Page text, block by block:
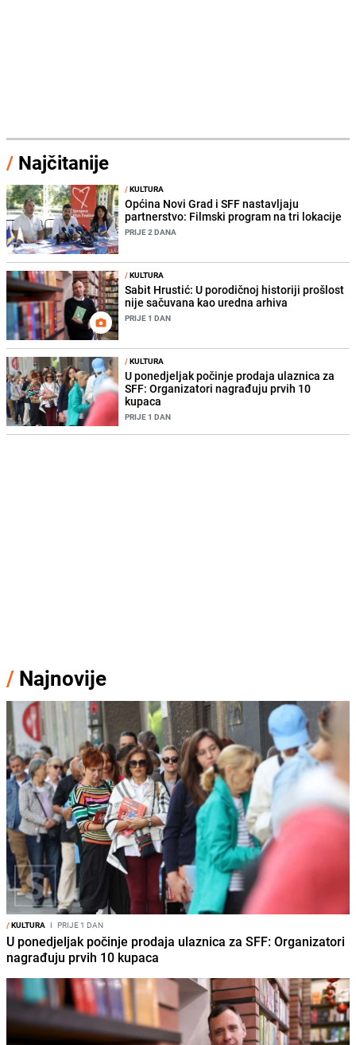
/ Najčitanije
/KULTURA
Općina Novi Grad i SFF nastavljaju
partnerstvo: Filmski program na tri lokacije
PRIJE 2 DANA
/KULTURA
Sabit Hrustić: U porodičnoj historiji prošlost
nije sačuvana kao uredna arhiva
PRIJE 1 DAN
/KULTURA
U ponedjeljak počinje prodaja ulaznica za
SFF: Organizatori nagrađuju prvih 10
kupaca
PRIJE 1 DAN
/ Najnovije
/KULTURA I PRIJE 1 DAN
U ponedjeljak počinje prodaja ulaznica za SFF: Organizatori
nagrađuju prvih 10 kupaca